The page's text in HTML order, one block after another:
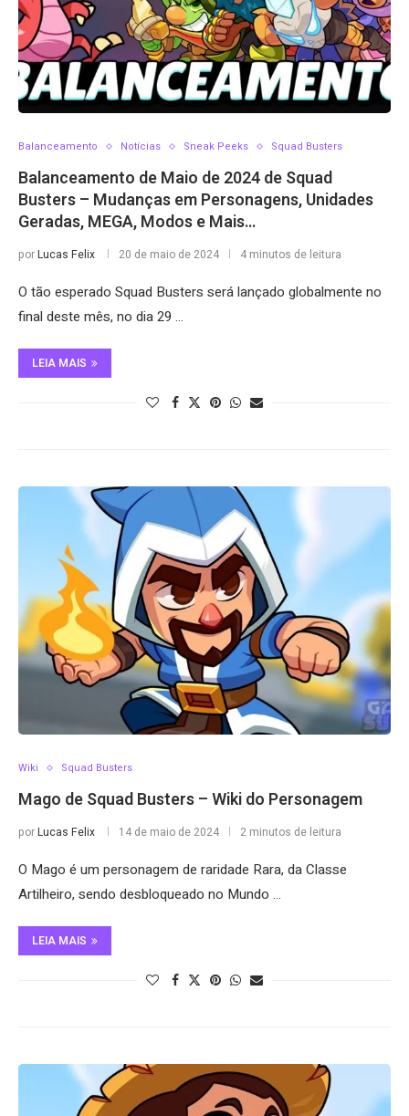
Balanceamento Notícias Sneak Peeks Squad Busters
Balanceamento de Maio de 2024 de Squad
Busters – Mudanças em Personagens, Unidades
Geradas, MEGA, Modos e Mais…
porLucas Felix 20 de maio de 2024 4 minutos de leitura
O tão esperado Squad Busters será lançado globalmente no
final deste mês, no dia 29 …
LEIA MAIS
Wiki Squad Busters
Mago de Squad Busters – Wiki do Personagem
porLucas Felix 14 de maio de 2024 2 minutos de leitura
O Mago é um personagem de raridade Rara, da Classe
Artilheiro, sendo desbloqueado no Mundo …
LEIA MAIS